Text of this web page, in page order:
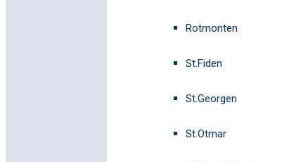
Rotmonten
St.Fiden
St.Georgen
St.Otmar